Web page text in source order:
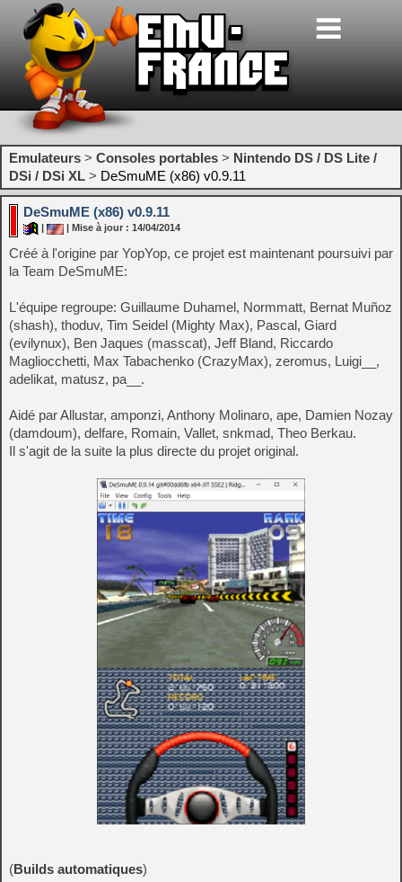
Emulateurs > Consoles portables > Nintendo DS / DS Lite /
DSi / DSi XL > DeSmuME (x86) v0.9.11
DeSmuME (x86) v0.9.11
| Mise à jour : 14/04/2014
Créé à l'origine par YopYop, ce projet est maintenant poursuivi par
la Team DeSmuME:
L'équipe regroupe: Guillaume Duhamel, Normmatt, Bernat Muñoz
(shash), thoduv, Tim Seidel (Mighty Max), Pascal, Giard
(evilynux), Ben Jaques (masscat), Jeff Bland, Riccardo
Magliocchetti, Max Tabachenko (CrazyMax), zeromus, Luigi__,
adelikat, matusz, pa__.
Aidé par Allustar, amponzi, Anthony Molinaro, ape, Damien Nozay
(damdoum), delfare, Romain, Vallet, snkmad, Theo Berkau.
Il s'agit de la suite la plus directe du projet original.
(Builds automatiques)